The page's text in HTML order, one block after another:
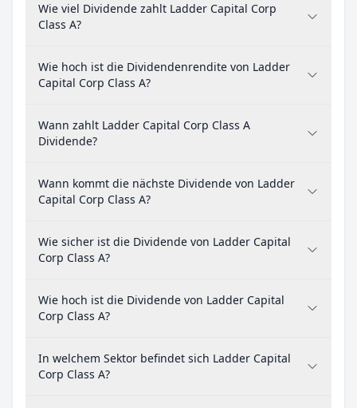
Wie viel Dividende zahlt Ladder Capital Corp
Class A?
Wie hoch ist die Dividendenrendite von Ladder
Capital Corp Class A?
Wann zahlt Ladder Capital Corp Class A
Dividende?
Wann kommt die nächste Dividende von Ladder
Capital Corp Class A?
Wie sicher ist die Dividende von Ladder Capital
Corp Class A?
Wie hoch ist die Dividende von Ladder Capital
Corp Class A?
In welchem Sektor befindet sich Ladder Capital
Corp Class A?